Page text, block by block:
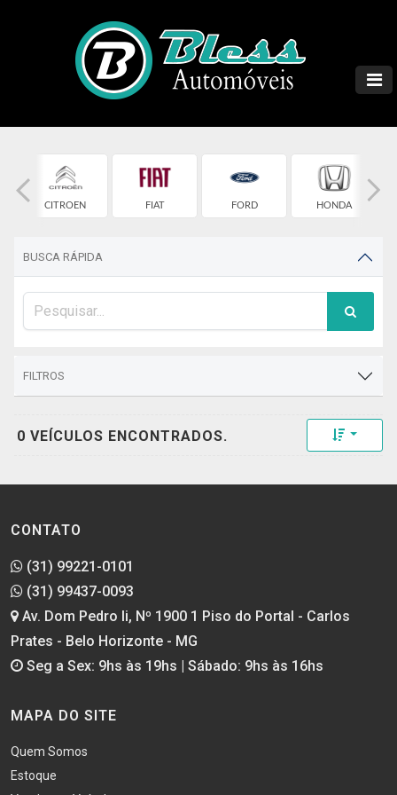
CITROEN FIAT FORD HONDA
BUSCA RÁPIDA
FILTROS
0 VEÍCULOS ENCONTRADOS. Toggle
CONTATO
(31) 99221-0101
(31) 99437-0093
Av. Dom Pedro Ii, Nº 1900 1 Piso do Portal - Carlos
Prates - Belo Horizonte - MG
Seg a Sex: 9hs às 19hs | Sábado: 9hs às 16hs
MAPA DO SITE
Quem Somos
Estoque